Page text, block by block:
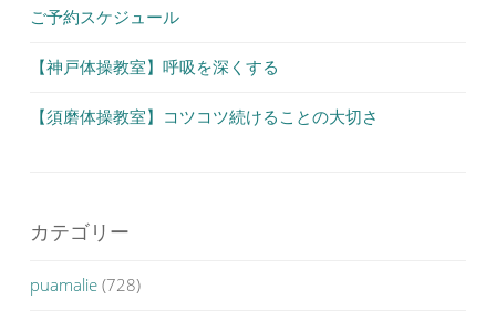
ご予約スケジュール
【神戸体操教室】呼吸を深くする
【須磨体操教室】コツコツ続けることの大切さ
カテゴリー
puamalie (728)